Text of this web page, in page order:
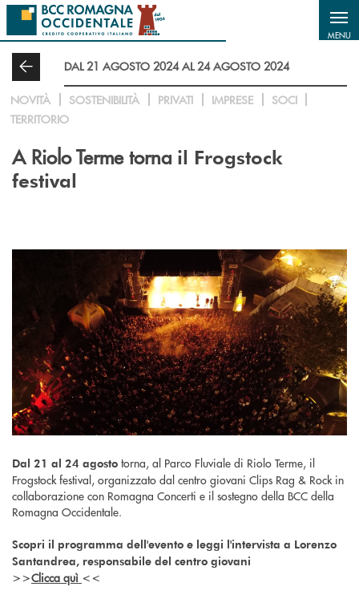
Salta al contenuto principale
MENU
DAL 21 AGOSTO 2024 AL 24 AGOSTO 2024
NOVITÀ SOSTENIBILITÀ PRIVATI IMPRESE
SOCI
TERRITORIO
A Riolo Terme torna il Frogstock
festival
Dal 21 al 24 agosto torna, al Parco Fluviale di Riolo Terme, il
Frogstock festival, organizzato dal centro giovani Clips Rag & Rock in
collaborazione con Romagna Concerti e il sostegno della BCC della
Romagna Occidentale.
Scopri il programma dell'evento e leggi l'intervista a Lorenzo
Santandrea, responsabile del centro giovani
>>Clicca quì <<